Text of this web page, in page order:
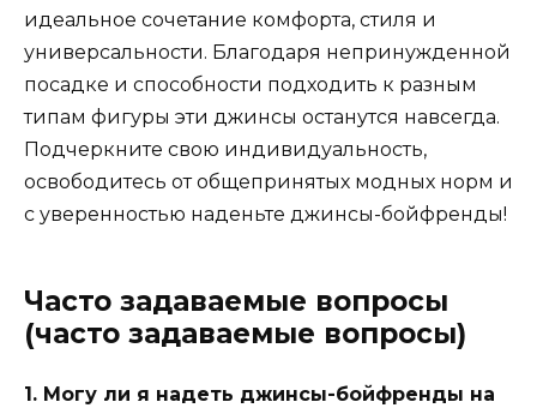
идеальное сочетание комфорта, стиля и
универсальности. Благодаря непринужденной
посадке и способности подходить к разным
типам фигуры эти джинсы останутся навсегда.
Подчеркните свою индивидуальность,
освободитесь от общепринятых модных норм и
с уверенностью наденьте джинсы-бойфренды!
Часто задаваемые вопросы
(часто задаваемые вопросы)
1. Могу ли я надеть джинсы-бойфренды на